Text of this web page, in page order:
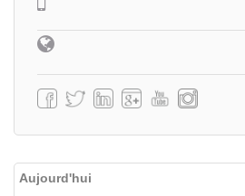
Aujourd'hui